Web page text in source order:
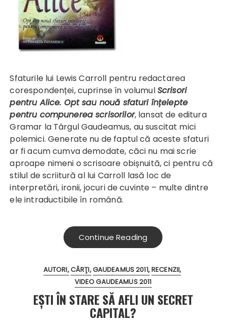
Sfaturile lui Lewis Carroll pentru redactarea
corespondenței, cuprinse în volumulScrisori
pentru Alice. Opt sau nouă sfaturi înțelepte
pentru compunerea scrisorilor, lansat de editura
Gramar la Târgul Gaudeamus, au suscitat mici
polemici. Generate nu de faptul că aceste sfaturi
ar fi acum cumva demodate, căci nu mai scrie
aproape nimeni o scrisoare obișnuită, ci pentru că
stilul de scriitură al lui Carroll lasă loc de
interpretări, ironii, jocuri de cuvinte – multe dintre
ele intraductibile în română.
Continue Reading
AUTORI CĂRŢI GAUDEAMUS 2011 RECENZII
VIDEO GAUDEAMUS 2011
EȘTI ÎN STARE SĂ AFLI UN SECRET
CAPITAL?